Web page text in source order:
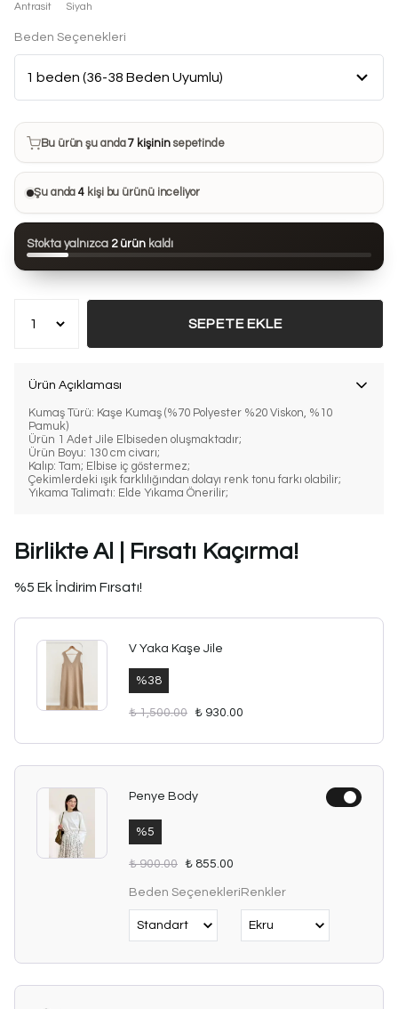
Antrasit Siyah
Beden Seçenekleri
Bu ürün son 7 günde20 kezsatın alındı
Bu ürün şu anda7 kişininsepetinde
Bu ürünü 22 kişi favorilerine ekledi
Bu ürün son 24 saatte64 kezgörüntülendi
Şu anda4 kişi bu ürünü inceliyor
Stokta yalnızca 2 ürün kaldı
SEPETE EKLE
Ürün Açıklaması
Kumaş Türü: Kaşe Kumaş (%70 Polyester %20 Viskon, %10
Pamuk)
Ürün 1 Adet Jile Elbiseden oluşmaktadır;
Ürün Boyu: 130 cm civarı;
Kalıp: Tam; Elbise iç göstermez;
Çekimlerdeki ışık farklılığından dolayı renk tonu farkı olabilir;
Yıkama Talimatı: Elde Yıkama Önerilir;
Birlikte Al | Fırsatı Kaçırma!
%5 Ek İndirim Fırsatı!
V Yaka Kaşe Jile
%38
₺ 1,500.00 ₺ 930.00
Penye Body
%5
₺ 900.00 ₺ 855.00
Beden Seçenekleri Renkler